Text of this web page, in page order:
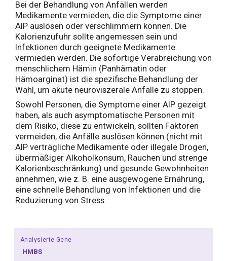
Bei der Behandlung von Anfällen werden
Medikamente vermieden, die die Symptome einer
AIP auslösen oder verschlimmern können. Die
Kalorienzufuhr sollte angemessen sein und
Infektionen durch geeignete Medikamente
vermieden werden. Die sofortige Verabreichung von
menschlichem Hämin (Panhämatin oder
Hämoarginat) ist die spezifische Behandlung der
Wahl, um akute neuroviszerale Anfälle zu stoppen.
Sowohl Personen, die Symptome einer AIP gezeigt
haben, als auch asymptomatische Personen mit
dem Risiko, diese zu entwickeln, sollten Faktoren
vermeiden, die Anfälle auslösen können (nicht mit
AIP verträgliche Medikamente oder illegale Drogen,
übermäßiger Alkoholkonsum, Rauchen und strenge
Kalorienbeschränkung) und gesunde Gewohnheiten
annehmen, wie z. B. eine ausgewogene Ernährung,
eine schnelle Behandlung von Infektionen und die
Reduzierung von Stress.
Analysierte Gene
HMBS